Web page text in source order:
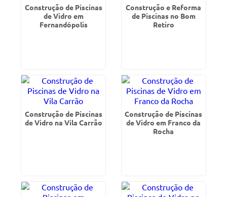
Construção de Piscinas
de Vidro em
Fernandópolis
Construção e Reforma
de Piscinas no Bom
Retiro
Construção de Piscinas
de Vidro na Vila Carrão
Construção de Piscinas
de Vidro em Franco da
Rocha